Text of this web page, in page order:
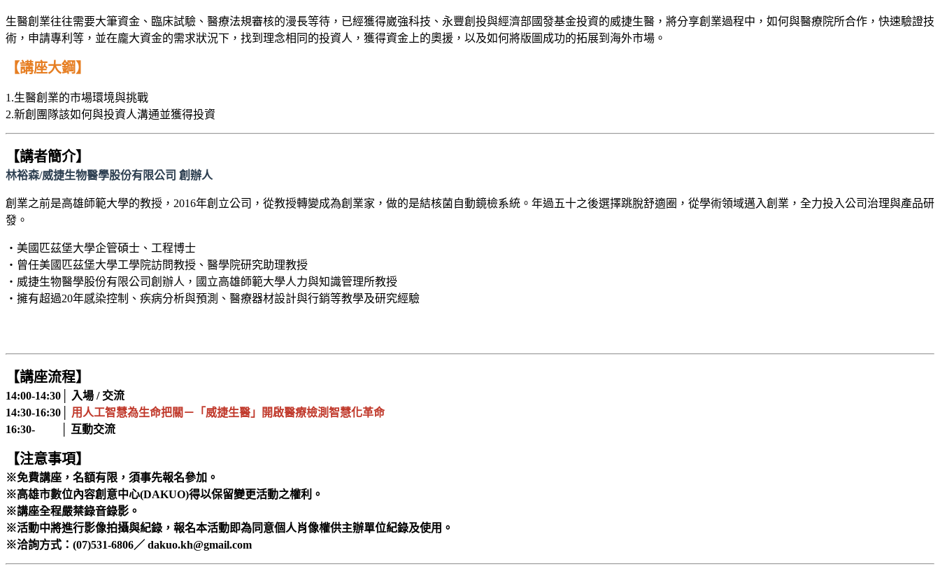
生醫創業往往需要大筆資金、臨床試驗、醫療法規審核的漫長等待，已經獲得崴強科技、永豐創投與經濟部國發基金投資的威捷生醫，將分享創業過程中，如何與醫療院所合作，快速驗證技
術，申請專利等，並在龐大資金的需求狀況下，找到理念相同的投資人，獲得資金上的奧援，以及如何將版圖成功的拓展到海外市場。
【講座大鋼】
1.生醫創業的市場環境與挑戰
2.新創團隊該如何與投資人溝通並獲得投資
【講者簡介】
林裕森/威捷生物醫學股份有限公司 創辦人
創業之前是高雄師範大學的教授，2016年創立公司，從教授轉變成為創業家，做的是結核菌自動鏡檢系統。年過五十之後選擇跳脫舒適圈，從學術領域邁入創業，全力投入公司治理與產品研
發。
‧美國匹茲堡大學企管碩士、工程博士
‧曾任美國匹茲堡大學工學院訪問教授、醫學院研究助理教授
‧威捷生物醫學股份有限公司創辦人，國立高雄師範大學人力與知識管理所教授
‧擁有超過20年感染控制、疾病分析與預測、醫療器材設計與行銷等教學及研究經驗
【講座流程】
14:00-14:30│ 入場 / 交流
14:30-16:30│ 用人工智慧為生命把關－「威捷生醫」開啟醫療檢測智慧化革命
16:30- │ 互動交流
【注意事項】
※免費講座，名額有限，須事先報名參加。
※高雄市數位內容創意中心(DAKUO)得以保留變更活動之權利。
※講座全程嚴禁錄音錄影。
※活動中將進行影像拍攝與紀錄，報名本活動即為同意個人肖像權供主辦單位紀錄及使用。
※洽詢方式：(07)531-6806／ dakuo.kh@gmail.com